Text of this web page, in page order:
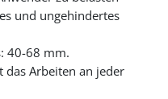
und ungehindertes
40-68 mm.
das Arbeiten an jeder